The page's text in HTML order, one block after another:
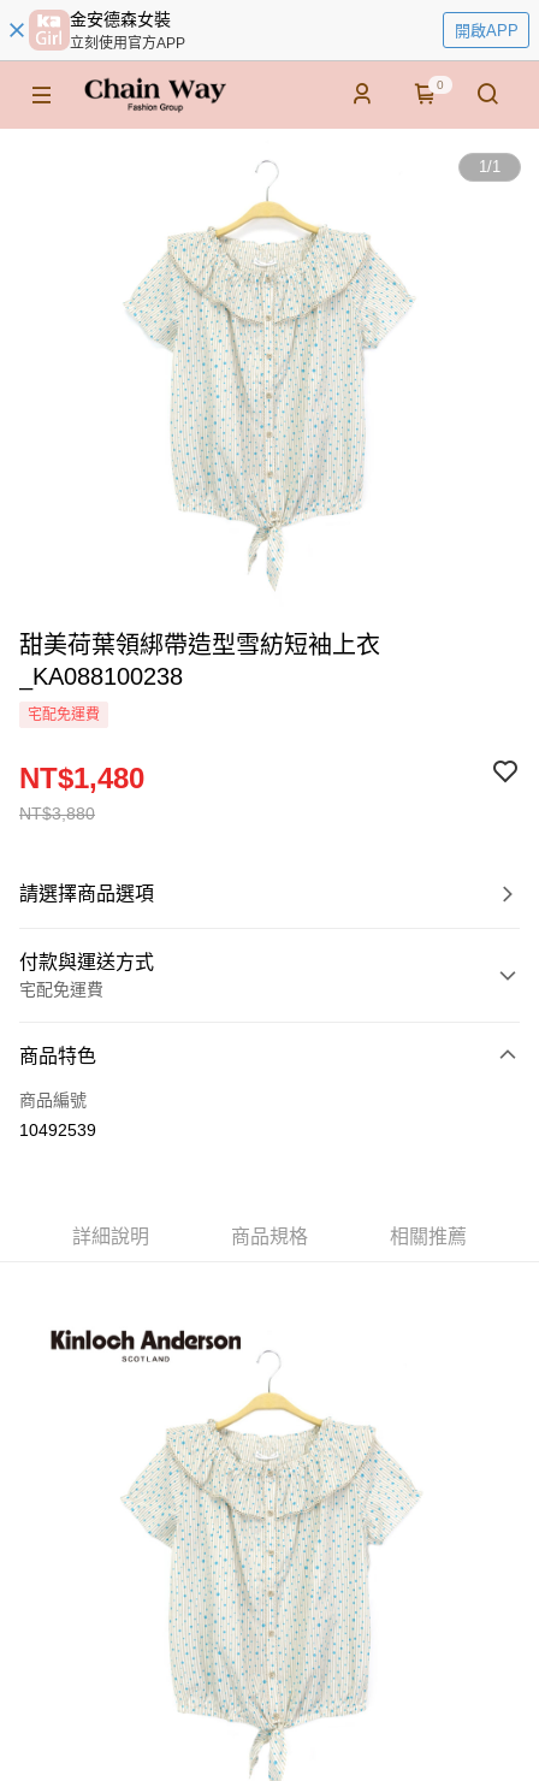
金安德森女裝
立刻使用官方APP
開啟APP
0
1/1
甜美荷葉領綁帶造型雪紡短袖上衣
_KA088100238
宅配免運費
NT$3,880
NT$1,480
請選擇商品選項
付款與運送方式
宅配免運費
信用卡一次付款
LINE Pay
運送方式
每筆NT$60，滿NT$1,000(含以上)免運費
每筆NT$60，滿NT$1,000(含以上)免運費
商品特色
商品編號
10492539
詳細說明 商品規格 相關推薦